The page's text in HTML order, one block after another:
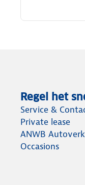
Regel het
Service &
Private lease
ANWB
Occasions